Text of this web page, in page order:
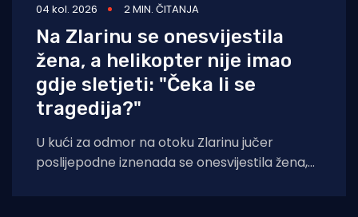
04 kol. 2026 2 MIN. ČITANJA
Na Zlarinu se onesvijestila
žena, a helikopter nije imao
gdje sletjeti: "Čeka li se
tragedija?"
U kući za odmor na otoku Zlarinu jučer
poslijepodne iznenada se onesvijestila žena,